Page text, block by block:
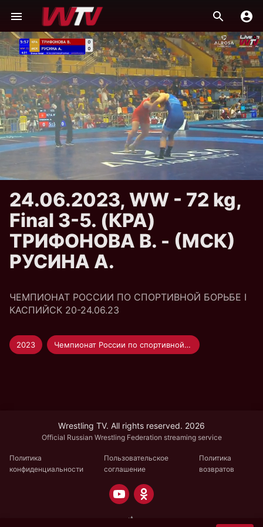
24.06.2023, WW - 72 kg,
Final 3-5. (КРА)
ТРИФОНОВА В. - (МСК)
РУСИНА А.
ЧЕМПИОНАТ РОССИИ ПО СПОРТИВНОЙ БОРЬБЕ I
КАСПИЙСК 20-24.06.23
2023 Чемпионат России по спортивной борьбе
Wrestling TV. All rights reserved. 2026
Official Russian Wrestling Federation streaming service
Политика
конфиденциальности
Пользовательское
соглашение
Политика
возвратов